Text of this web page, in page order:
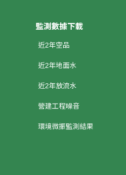
監測數據下載
近2年空品
近2年地面水
近2年放流水
營建工程噪音
環境微振監測結果